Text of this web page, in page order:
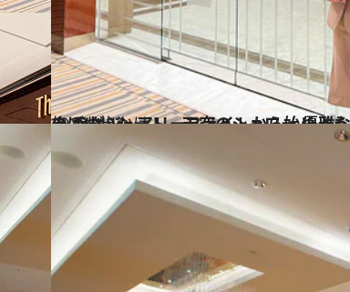
2023.4.23
まばゆいシート、天空のシャワー 優雅な旅の再開は、エミレーツ航空の ラグジュアリーフライトから始めよう
旅＆お出かけ